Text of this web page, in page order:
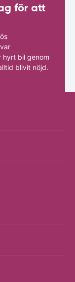
för att
hyrt bil genom
blivit nöjd.